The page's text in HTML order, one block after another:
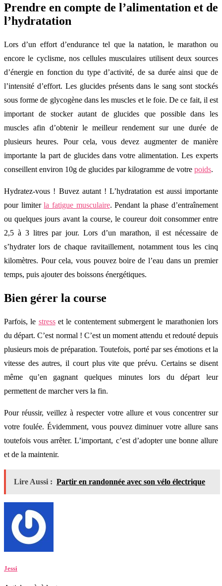
Prendre en compte de l’alimentation et de
l’hydratation
Lors d’un effort d’endurance tel que la natation, le marathon ou
encore le cyclisme, nos cellules musculaires utilisent deux sources
d’énergie en fonction du type d’activité, de sa durée ainsi que de
l’intensité d’effort. Les glucides présents dans le sang sont stockés
sous forme de glycogène dans les muscles et le foie. De ce fait, il est
important de stocker autant de glucides que possible dans les
muscles afin d’obtenir le meilleur rendement sur une durée de
plusieurs heures. Pour cela, vous devez augmenter de manière
importante la part de glucides dans votre alimentation. Les experts
conseillent environ 10g de glucides par kilogramme de votre poids.
Hydratez-vous ! Buvez autant ! L’hydratation est aussi importante
pour limiterla fatigue musculaire. Pendant la phase d’entraînement
ou quelques jours avant la course, le coureur doit consommer entre
2,5 à 3 litres par jour. Lors d’un marathon, il est nécessaire de
s’hydrater lors de chaque ravitaillement, notamment tous les cinq
kilomètres. Pour cela, vous pouvez boire de l’eau dans un premier
temps, puis ajouter des boissons énergétiques.
Bien gérer la course
Parfois, le stresset le contentement submergent le marathonien lors
du départ. C’est normal ! C’est un moment attendu et redouté depuis
plusieurs mois de préparation. Toutefois, porté par ses émotions et la
vitesse des autres, il court plus vite que prévu. Certains se disent
même qu’en gagnant quelques minutes lors du départ leur
permettent de marcher vers la fin.
Pour réussir, veillez à respecter votre allure et vous concentrer sur
votre foulée. Évidemment, vous pouvez diminuer votre allure sans
toutefois vous arrêter. L’important, c’est d’adopter une bonne allure
et de la maintenir.
Lire Aussi : Partir en randonnée avec son vélo électrique
Jessi